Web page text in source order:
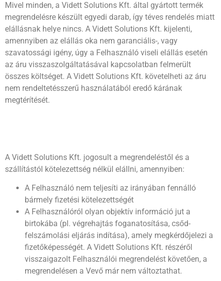
Mivel minden, a Vidett Solutions Kft. által gyártott termék
megrendelésre készült egyedi darab, így téves rendelés miatt
elállásnak helye nincs. A Vidett Solutions Kft. kijelenti,
amennyiben az elállás oka nem garanciális-, vagy
szavatossági igény, úgy a Felhasználó viseli elállás esetén
az áru visszaszolgáltatásával kapcsolatban felmerült
összes költséget. A Vidett Solutions Kft. követelheti az áru
nem rendeltetésszerű használatából eredő kárának
megtérítését.
A Vidett Solutions Kft. jogosult a megrendeléstől és a
szállítástól kötelezettség nélkül elállni, amennyiben:
A Felhasználó nem teljesíti az irányában fennálló
bármely fizetési kötelezettségét
A Felhasználóról olyan objektív információ jut a
birtokába (pl. végrehajtás foganatosítása, csőd-
felszámolási eljárás indítása), amely megkérdőjelezi a
fizetőképességét. A Vidett Solutions Kft. részéről
visszaigazolt Felhasználói megrendelést követően, a
megrendelésen a Vevő már nem változtathat.